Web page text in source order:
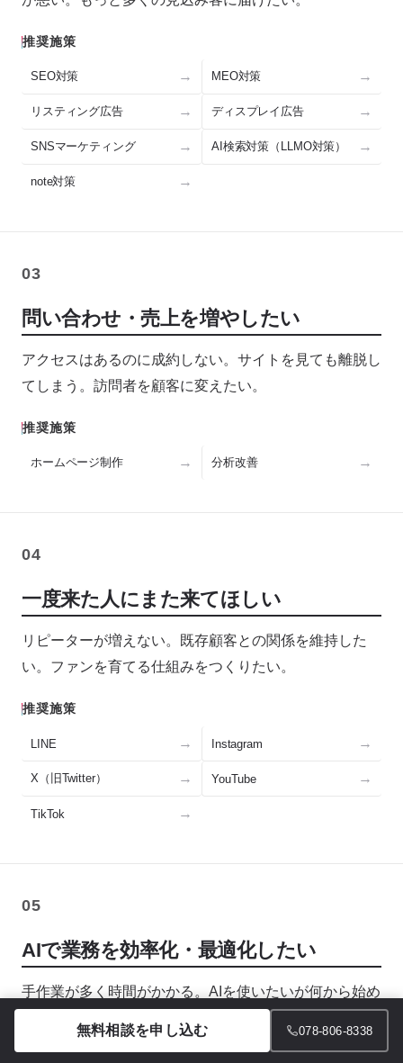
推奨施策
SEO対策 MEO対策
リスティング広告 ディスプレイ広告
SNSマーケティング AI検索対策（LLMO対策）
note対策
03
問い合わせ・売上を増やしたい
アクセスはあるのに成約しない。サイトを見ても離脱し
てしまう。訪問者を顧客に変えたい。
推奨施策
ホームページ制作 分析改善
04
一度来た人にまた来てほしい
リピーターが増えない。既存顧客との関係を維持した
い。ファンを育てる仕組みをつくりたい。
推奨施策
LINE Instagram
X（旧Twitter） YouTube
TikTok
05
AIで業務を効率化・最適化したい
手作業が多く時間がかかる。AIを使いたいが何から始め
無料相談を申し込む 078-806-8338